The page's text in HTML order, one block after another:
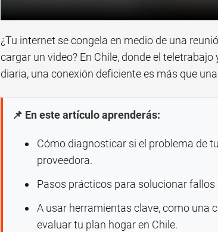
¿Tu internet se congela en medio de una
cargar un video? En Chile, donde el
diaria, una conexión deficiente es más que
📌 En este artículo aprenderás:
Cómo diagnosticar si el problema de
proveedora.
Pasos prácticos para solucionar fallos
A usar herramientas clave, como una
evaluar tu plan hogar en Chile.